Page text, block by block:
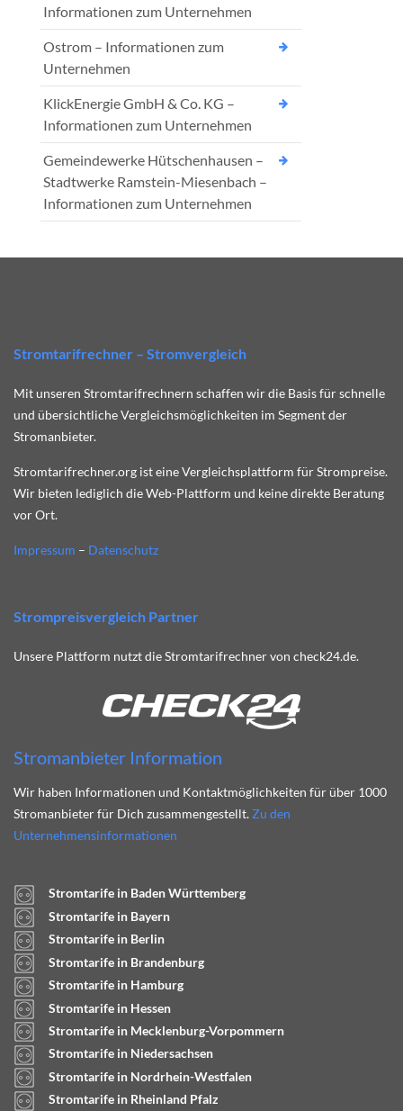
Informationen zum Unternehmen
Ostrom – Informationen zum
Unternehmen
KlickEnergie GmbH & Co. KG –
Informationen zum Unternehmen
Gemeindewerke Hütschenhausen –
Stadtwerke Ramstein-Miesenbach –
Informationen zum Unternehmen
Stromtarifrechner – Stromvergleich
Mit unseren Stromtarifrechnern schaffen wir die Basis für schnelle
und übersichtliche Vergleichsmöglichkeiten im Segment der
Stromanbieter.
Stromtarifrechner.org ist eine Vergleichsplattform für Strompreise.
Wir bieten lediglich die Web-Plattform und keine direkte Beratung
vor Ort.
Impressum – Datenschutz
Strompreisvergleich Partner
Unsere Plattform nutzt die Stromtarifrechner von check24.de.
Stromanbieter Information
Wir haben Informationen und Kontaktmöglichkeiten für über 1000
Stromanbieter für Dich zusammengestellt. Zu den
Unternehmensinformationen
Stromtarife in Baden Württemberg
Stromtarife in Bayern
Stromtarife in Berlin
Stromtarife in Brandenburg
Stromtarife in Hamburg
Stromtarife in Hessen
Stromtarife in Mecklenburg-Vorpommern
Stromtarife in Niedersachsen
Stromtarife in Nordrhein-Westfalen
Stromtarife in Rheinland Pfalz